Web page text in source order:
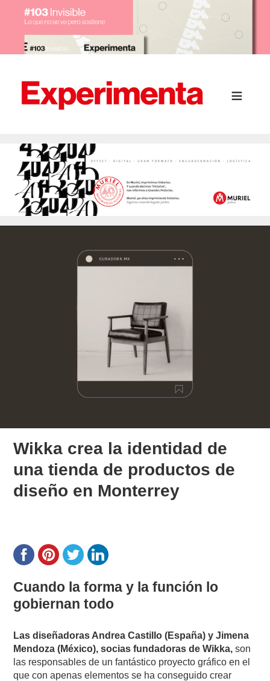
Wikka crea la identidad de
una tienda de productos de
diseño en Monterrey
Cuando la forma y la función lo
gobiernan todo
Las diseñadoras Andrea Castillo (España) y Jimena
Mendoza (México), socias fundadoras de Wikka, son
las responsables de un fantástico proyecto gráfico en el
que con apenas elementos se ha conseguido crear